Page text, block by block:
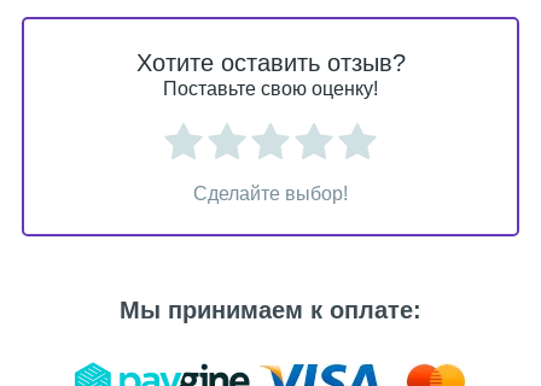
Хотите оставить отзыв?
Поставьте свою оценку!
Сделайте выбор!
Мы принимаем к оплате: